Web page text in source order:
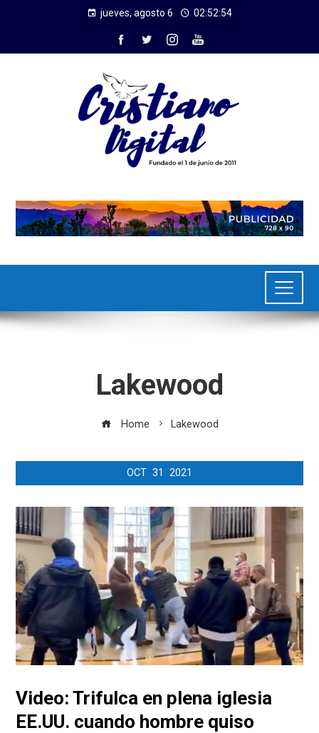
jueves, agosto 6 02:52:55
Lakewood
Home Lakewood
OCT 31 2021
Video: Trifulca en plena iglesia
EE.UU. cuando hombre quiso